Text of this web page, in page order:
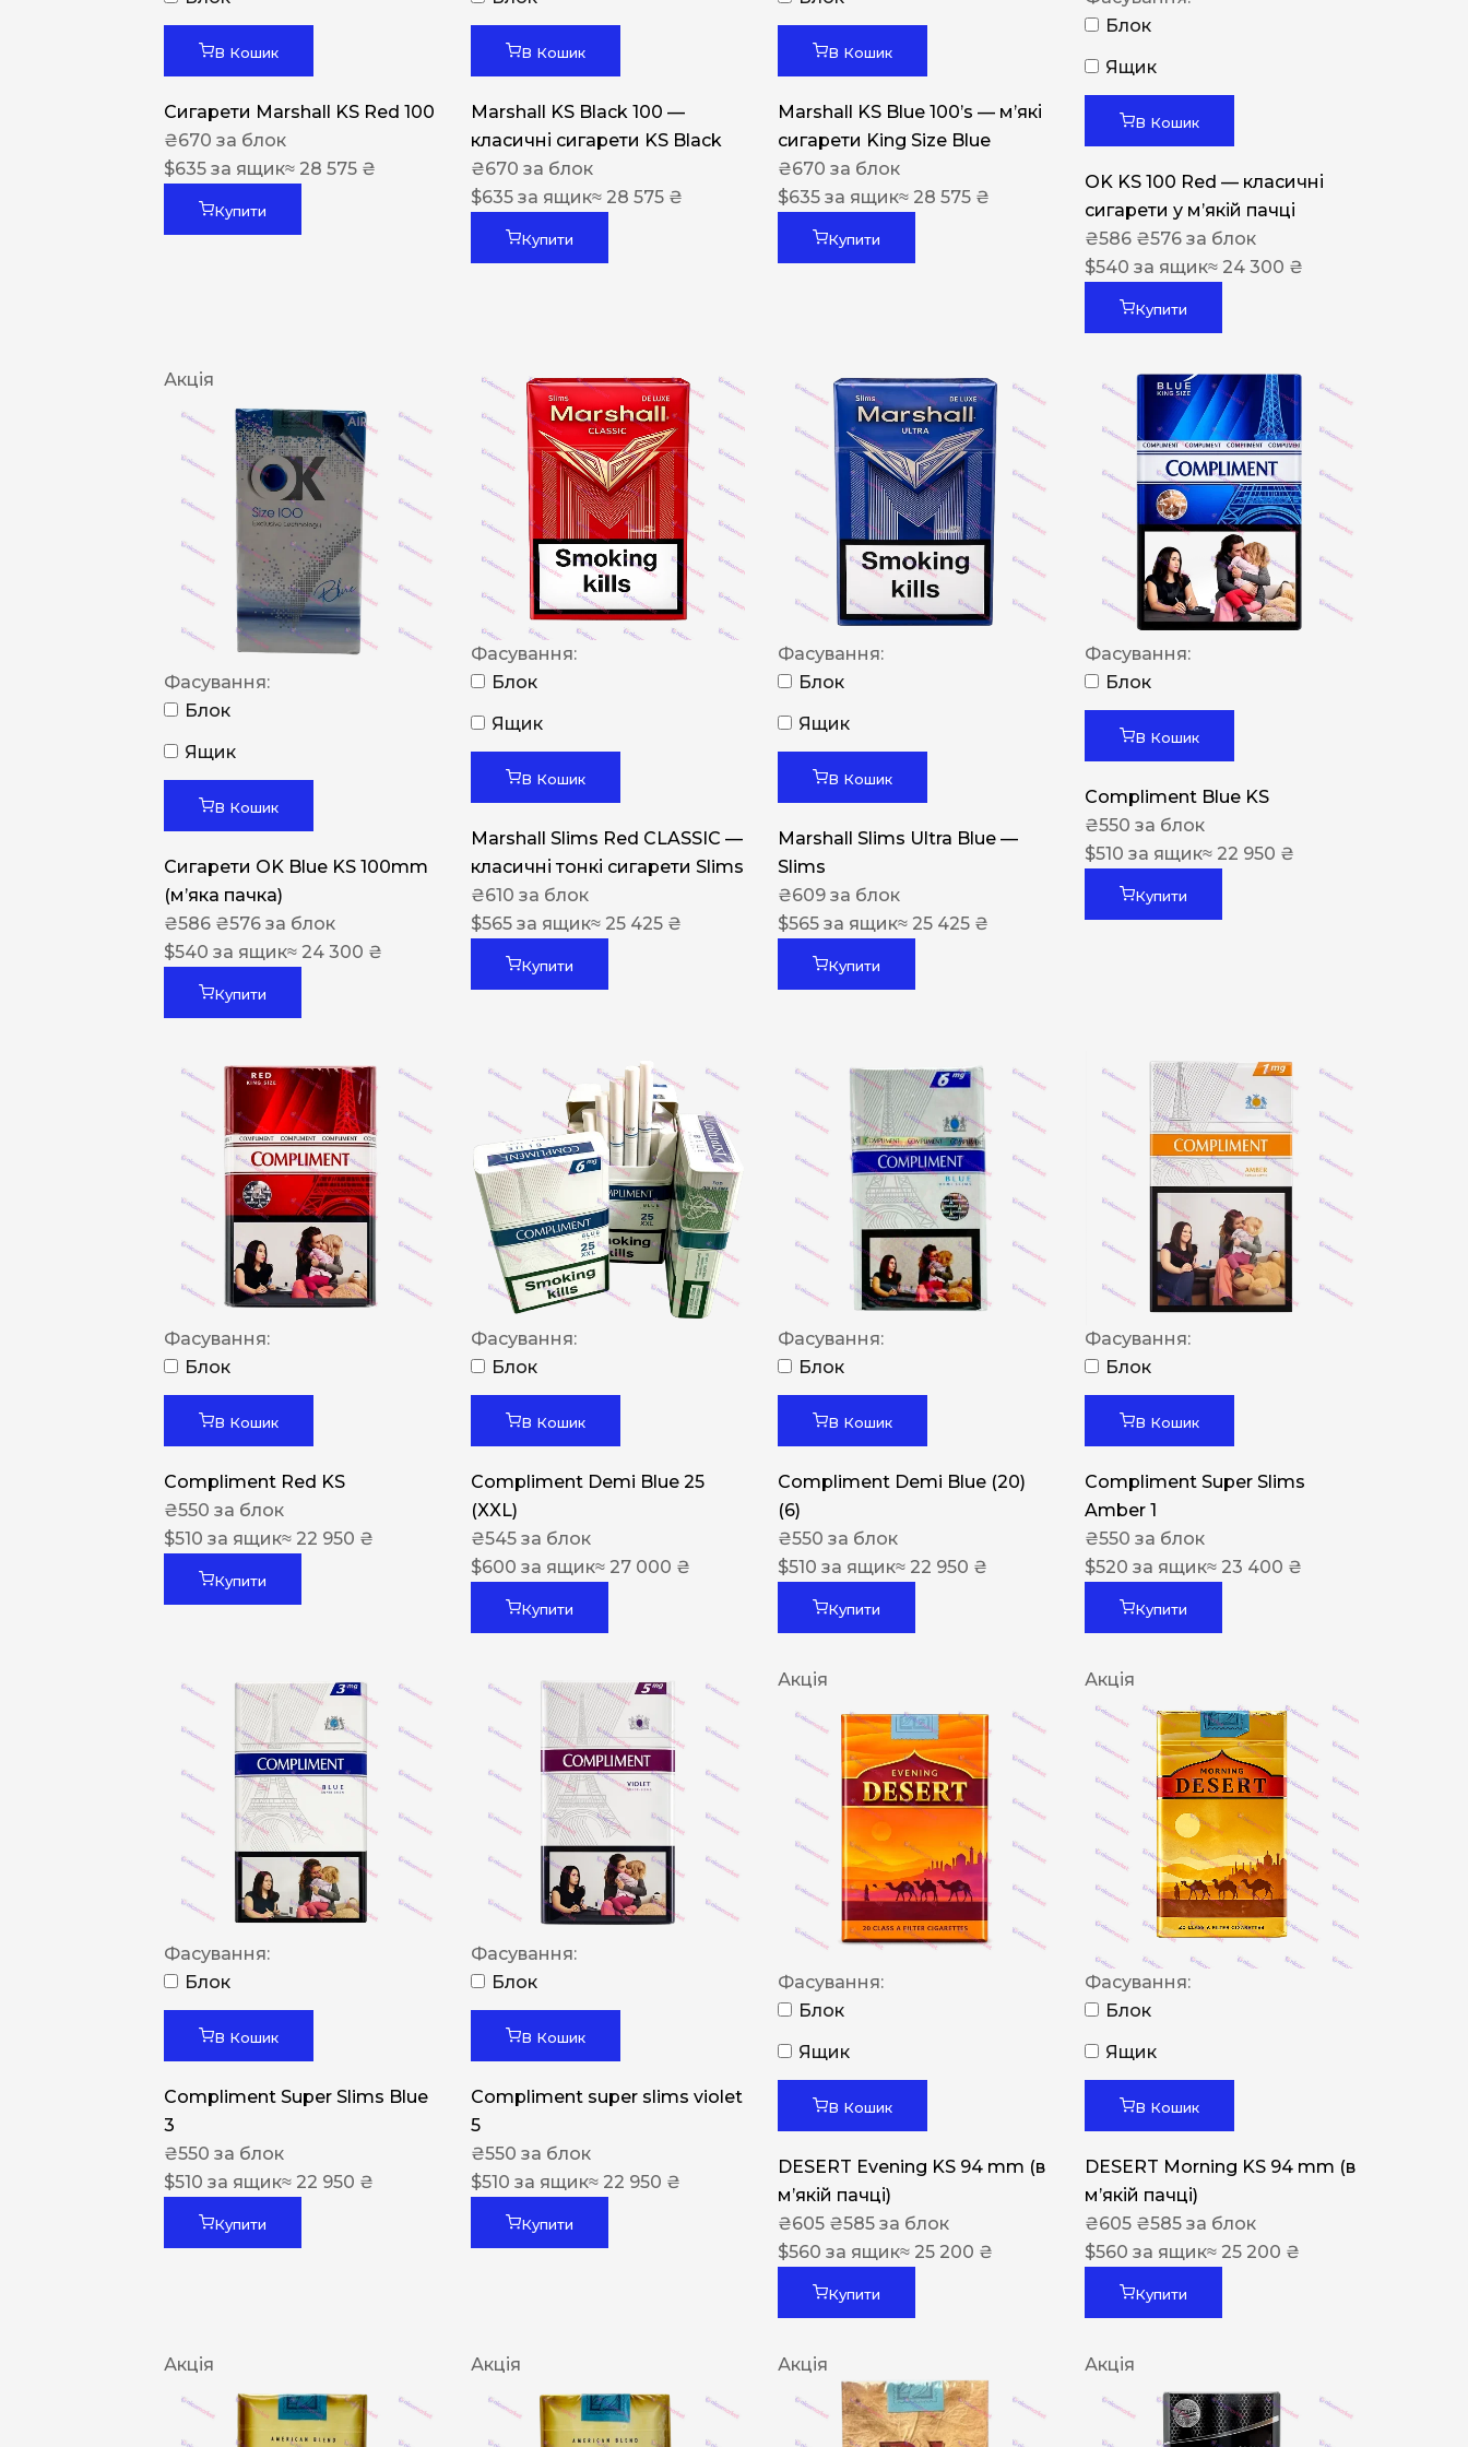
Nistru
Focus
De Santis
MONUS
NERO
NERO
Гуцульскі
Italian Blend 821
Arizona
Cigaronne
Сигарети LD
В Кошик
Сигарети Marshall KS Red 100
₴670 за блок
$635 за ящик≈ 28 575 ₴
Купити
В Кошик
Marshall KS Black 100 —
класичні сигарети KS Black
₴670 за блок
$635 за ящик≈ 28 575 ₴
Купити
В Кошик
Marshall KS Blue 100’s — м’які
сигарети King Size Blue
₴670 за блок
$635 за ящик≈ 28 575 ₴
Купити
Блок
Ящик
В Кошик
OK KS 100 Red — класичні
сигарети у м’якій пачці
₴586 ₴576 за блок
$540 за ящик≈ 24 300 ₴
Купити
Акція
Фасування:
Блок
Ящик
В Кошик
Сигарети OK Blue KS 100mm
(м’яка пачка)
₴586 ₴576 за блок
$540 за ящик≈ 24 300 ₴
Купити
Фасування:
Блок
Ящик
В Кошик
Marshall Slims Red CLASSIC —
класичні тонкі сигарети Slims
₴610 за блок
$565 за ящик≈ 25 425 ₴
Купити
Фасування:
Блок
Ящик
В Кошик
Marshall Slims Ultra Blue —
Slims
₴609 за блок
$565 за ящик≈ 25 425 ₴
Купити
Фасування:
Блок
В Кошик
Compliment Blue KS
₴550 за блок
$510 за ящик≈ 22 950 ₴
Купити
Фасування:
Блок
В Кошик
Compliment Red KS
₴550 за блок
$510 за ящик≈ 22 950 ₴
Купити
Фасування:
Блок
В Кошик
Compliment Demi Blue 25
(XXL)
₴545 за блок
$600 за ящик≈ 27 000 ₴
Купити
Фасування:
Блок
В Кошик
Compliment Demi Blue (20)
(6)
₴550 за блок
$510 за ящик≈ 22 950 ₴
Купити
Фасування:
Блок
В Кошик
Compliment Super Slims
Amber 1
₴550 за блок
$520 за ящик≈ 23 400 ₴
Купити
Фасування:
Блок
В Кошик
Compliment Super Slims Blue
3
₴550 за блок
$510 за ящик≈ 22 950 ₴
Купити
Фасування:
Блок
В Кошик
Compliment super slims violet
5
₴550 за блок
$510 за ящик≈ 22 950 ₴
Купити
Акція
Фасування:
Блок
Ящик
В Кошик
DESERT Evening KS 94 mm (в
мʼякій пачці)
₴605 ₴585 за блок
$560 за ящик≈ 25 200 ₴
Купити
Акція
Фасування:
Блок
Ящик
В Кошик
DESERT Morning KS 94 mm (в
мʼякій пачці)
₴605 ₴585 за блок
$560 за ящик≈ 25 200 ₴
Купити
Акція Акція Акція Акція